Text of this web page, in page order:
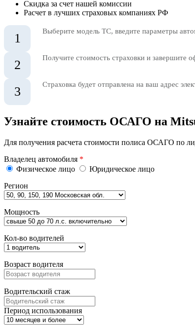
Скидка за счет нашей комиссии
Расчет в лучших страховых компаниях РФ
1 Выберите модель ТС, введите параметры
2 Получите стоимость страховки и завершите
3 Страховка будет отправлена на ваш адрес
Узнайте стоимость ОСАГО на
Для получения расчета стоимости полиса ОСАГО по
Владелец автомобиля *
Физическое лицо
Юридическое лицо
Регион
Мощность
Кол-во водителей
Возраст водителя
Водительский стаж
Период использования